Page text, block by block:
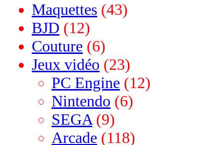
Maquettes (43)
BJD (12)
Couture (6)
Jeux vidéo (23)
PC Engine (12)
Nintendo (6)
SEGA (9)
Arcade (118)